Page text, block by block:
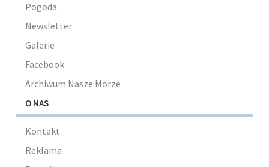
Pogoda
Newsletter
Galerie
Facebook
Archiwum Nasze Morze
O NAS
Kontakt
Reklama